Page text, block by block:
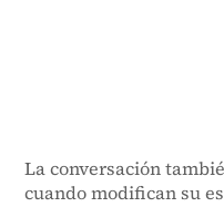
La conversación
cuando modifican su